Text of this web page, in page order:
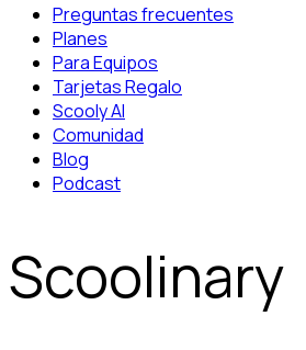
Preguntas frecuentes
Planes
Para Equipos
Tarjetas Regalo
Scooly AI
Comunidad
Blog
Podcast
Scoolinary